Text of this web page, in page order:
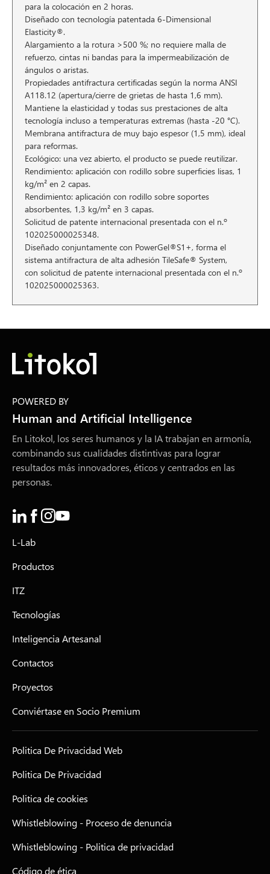
para la colocación en 2 horas.
Diseñado con tecnología patentada 6-Dimensional
Elasticity®.
Alargamiento a la rotura >500 %; no requiere malla de
refuerzo, cintas ni bandas para la impermeabilización de
ángulos o aristas.
Propiedades antifractura certificadas según la norma ANSI
A118.12 (apertura/cierre de grietas de hasta 1,6 mm).
Mantiene la elasticidad y todas sus prestaciones de alta
tecnología incluso a temperaturas extremas (hasta -20 °C).
Membrana antifractura de muy bajo espesor (1,5 mm), ideal
para reformas.
Ecológico: una vez abierto, el producto se puede reutilizar.
Rendimiento: aplicación con rodillo sobre superficies lisas, 1
kg/m² en 2 capas.
Rendimiento: aplicación con rodillo sobre soportes
absorbentes, 1,3 kg/m² en 3 capas.
Solicitud de patente internacional presentada con el n.º
102025000025348.
Diseñado conjuntamente con PowerGel®S1+, forma el
sistema antifractura de alta adhesión TileSafe® System,
con solicitud de patente internacional presentada con el n.º
102025000025363.
POWERED BY
Human and Artificial Intelligence
En Litokol, los seres humanos y la IA trabajan en armonía,
combinando sus cualidades distintivas para lograr
resultados más innovadores, éticos y centrados en las
personas.
L-Lab
Productos
ITZ
Tecnologías
Inteligencia Artesanal
Contactos
Proyectos
Conviértase en Socio Premium
Politica De Privacidad Web
Politica De Privacidad
Politica de cookies
Whistleblowing - Proceso de denuncia
Whistleblowing - Politica de privacidad
Código de ética